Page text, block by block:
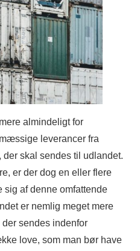
almindeligt for
leverancer fra
der skal sendes til udlandet.
er der dog en eller flere
sig af denne omfattende
er nemlig meget mere
sendes indenfor
love, som man bør have